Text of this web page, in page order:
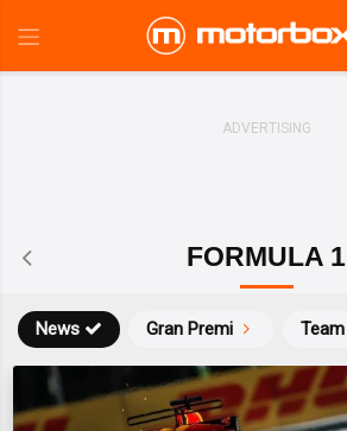
FORMULA 1
News Gran Premi Team